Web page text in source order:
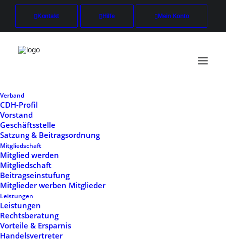
Kontakt Hilfe Mein Konto
Verband
CDH-Profil
Vorstand
Geschäftsstelle
Satzung & Beitragsordnung
Mitgliedschaft
Mitglied werden
Mitgliedschaft
Beitragseinstufung
Mitglieder werben Mitglieder
Leistungen
Leistungen
Rechtsberatung
Vorteile & Ersparnis
Handelsvertreter
CDH-Wirtschaftsverband
für Vertrieb e.V.
Julius-Hölder-Straße 26
70597 Stuttgart
0711 / 214 755-0
info@cdh-vertrieb.de